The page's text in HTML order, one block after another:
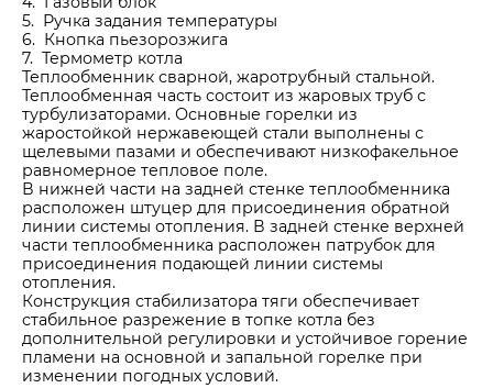
5. Ручка задания температуры
6. Кнопка пьезорозжига
7. Термометр котла
Теплообменник сварной, жаротрубный стальной.
Теплообменная часть состоит из жаровых труб с
турбулизаторами. Основные горелки из
жаростойкой нержавеющей стали выполнены с
щелевыми пазами и обеспечивают низкофакельное
равномерное тепловое поле.
В нижней части на задней стенке теплообменника
расположен штуцер для присоединения обратной
линии системы отопления. В задней стенке верхней
части теплообменника расположен патрубок для
присоединения подающей линии системы
отопления.
Конструкция стабилизатора тяги обеспечивает
стабильное разрежение в топке котла без
дополнительной регулировки и устойчивое горение
пламени на основной и запальной горелке при
изменении погодных условий.